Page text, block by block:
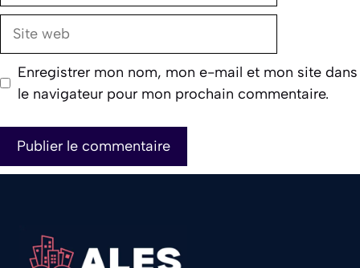
Site
Enregistrer mon nom, mon e-mail et mon site dans
le navigateur pour mon prochain commentaire.